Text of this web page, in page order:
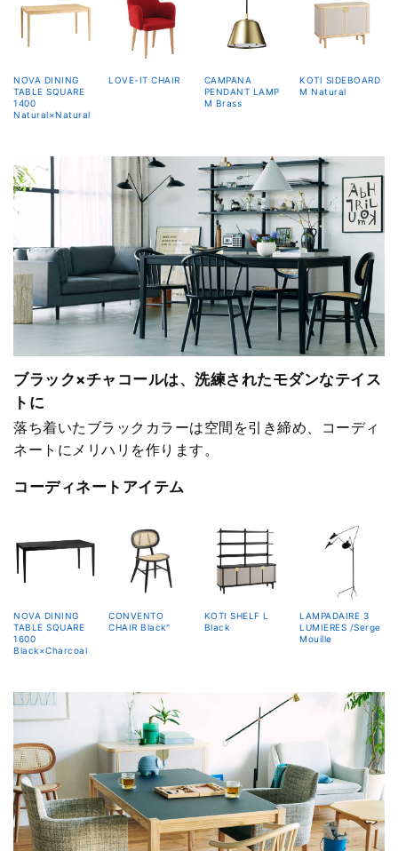
NOVA DINING
TABLE SQUARE
1400
Natural×Natural
LOVE-IT CHAIR
CAMPANA
PENDANT LAMP
M Brass
KOTI SIDEBOARD
M Natural
ブラック×チャコールは、洗練されたモダンなテイス
トに
落ち着いたブラックカラーは空間を引き締め、コーディ
ネートにメリハリを作ります。
コーディネートアイテム
NOVA DINING
TABLE SQUARE
1600
Black×Charcoal
CONVENTO
CHAIR Black"
KOTI SHELF L
Black
LAMPADAIRE 3
LUMIERES /Serge
Mouille